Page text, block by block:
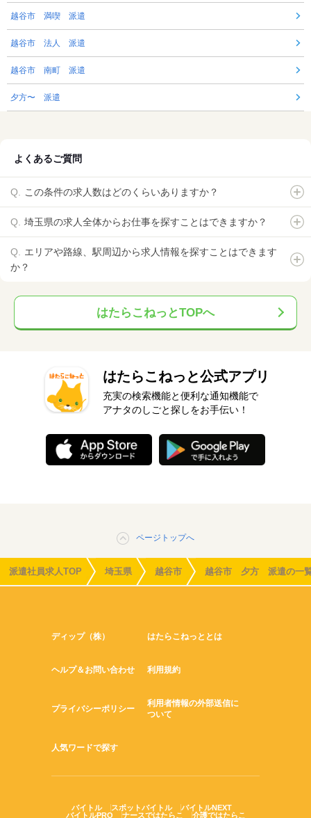
越谷市 満喫 派遣
越谷市 法人 派遣
越谷市 南町 派遣
夕方〜 派遣
よくあるご質問
この条件の求人数はどのくらいありますか？
埼玉県の求人全体からお仕事を探すことはできますか？
エリアや路線、駅周辺から求人情報を探すことはできます
か？
はたらこねっとTOPへ
はたらこねっと公式アプリ
充実の検索機能と便利な通知機能で
アナタのしごと探しをお手伝い！
ページトップへ
派遣社員求人TOP 埼玉県 越谷市 越谷市 夕方 派遣の一
ディップ（株） はたらこねっととは
ヘルプ＆お問い合わせ 利用規約
プライバシーポリシー
利用者情報の外部送信に
ついて
人気ワードで探す
バイトル スポットバイトル
バイトルNEXT
バイトルPRO
ナースではたらこ 介護ではたらこ